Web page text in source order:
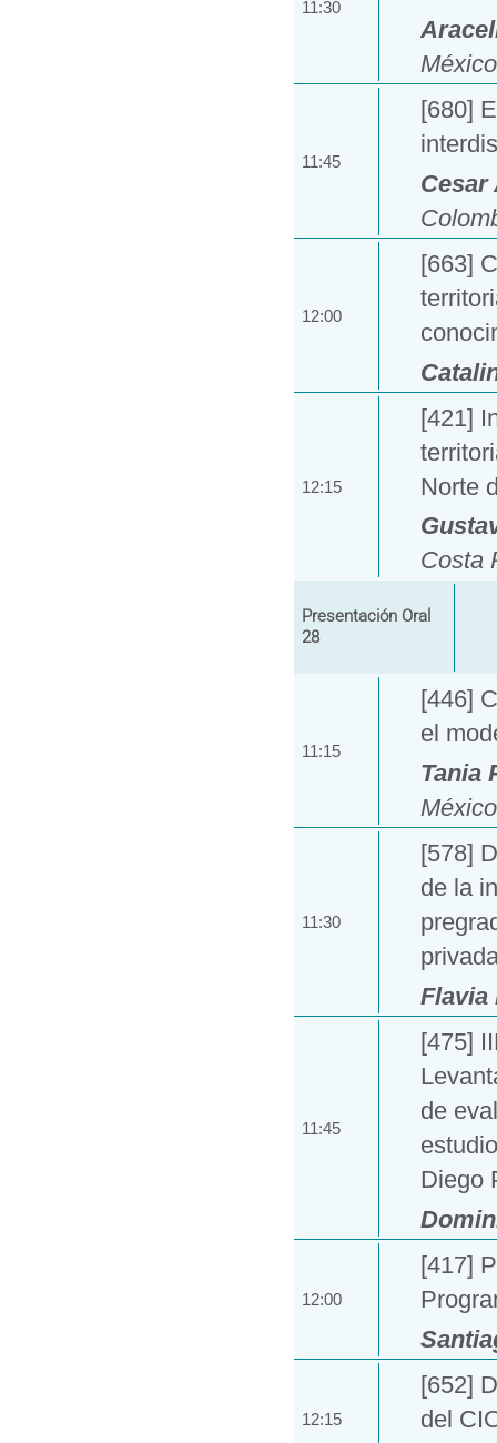
11:30
11:45
[680]
Cesar
12:00
[663]
12:15
[421]
Norte
Costa
Presentación Oral
28
11:15
[446]
el
Tania
11:30
[578]
de la
Flavia
11:45
[475]
de
Diego
12:00
[417]
12:15
[652]
del